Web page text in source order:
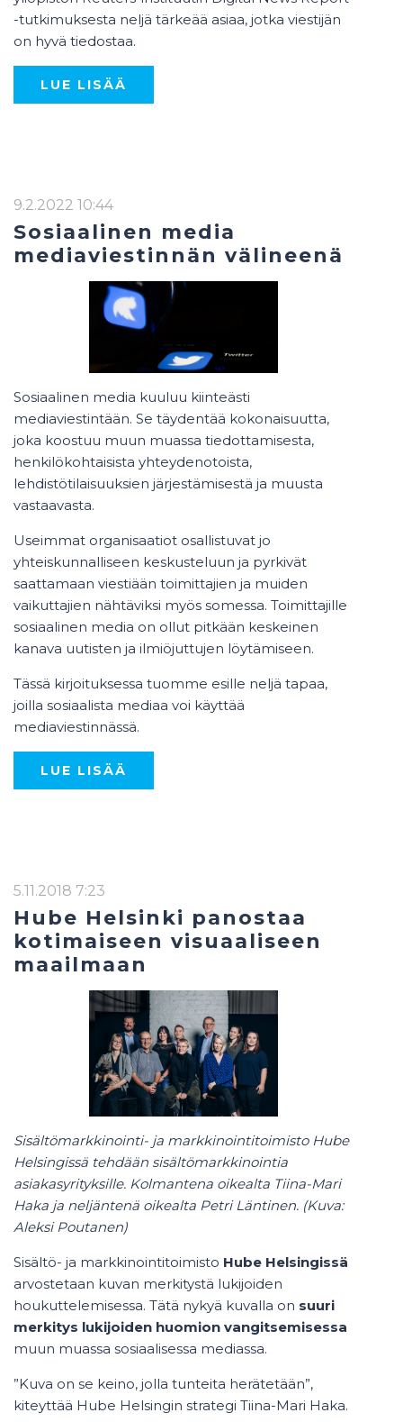
-tutkimuksesta neljä tärkeää asiaa, jotka viestijän
on hyvä tiedostaa.
LUE LISÄÄ
9.2.2022 10:44
Sosiaalinen media
mediaviestinnän välineenä
Sosiaalinen media kuuluu kiinteästi
mediaviestintään. Se täydentää kokonaisuutta,
joka koostuu muun muassa tiedottamisesta,
henkilökohtaisista yhteydenotoista,
lehdistötilaisuuksien järjestämisestä ja muusta
vastaavasta.
Useimmat organisaatiot osallistuvat jo
yhteiskunnalliseen keskusteluun ja pyrkivät
saattamaan viestiään toimittajien ja muiden
vaikuttajien nähtäviksi myös somessa. Toimittajille
sosiaalinen media on ollut pitkään keskeinen
kanava uutisten ja ilmiöjuttujen löytämiseen.
Tässä kirjoituksessa tuomme esille neljä tapaa,
joilla sosiaalista mediaa voi käyttää
mediaviestinnässä.
LUE LISÄÄ
5.11.2018 7:23
Hube Helsinki panostaa
kotimaiseen visuaaliseen
maailmaan
Sisältömarkkinointi- ja markkinointitoimisto Hube
Helsingissä tehdään sisältömarkkinointia
asiakasyrityksille. Kolmantena oikealta Tiina-Mari
Haka ja neljäntenä oikealta Petri Läntinen. (Kuva:
Aleksi Poutanen)
Sisältö- ja markkinointitoimisto Hube Helsingissä
arvostetaan kuvan merkitystä lukijoiden
houkuttelemisessa. Tätä nykyä kuvalla on suuri
merkitys lukijoiden huomion vangitsemisessa
muun muassa sosiaalisessa mediassa.
”Kuva on se keino, jolla tunteita herätetään”,
kiteyttää Hube Helsingin strategi Tiina-Mari Haka.